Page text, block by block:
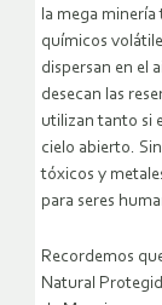
la mega
químicos
dispersan en el
desecan las
utilizan tanto si
cielo abierto.
tóxicos y
para seres
Recordemos
Natural